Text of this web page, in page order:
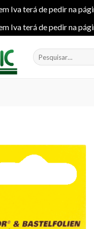
Iva terá de pedir na
Iva terá de pedir na
Pesquisar
por:
Add to